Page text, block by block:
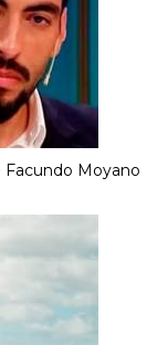
Moyano